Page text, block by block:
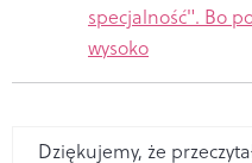
specjalność". Bo
wysoko
Dziękujemy, że